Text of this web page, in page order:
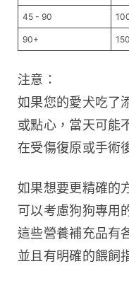
45 - 90
90+
注意：
如果您的愛犬吃了
或點心，當天可能
在受傷復原或手術
如果想要更精確的
可以考慮狗狗專用
這些營養補充品有
並且有明確的餵飼